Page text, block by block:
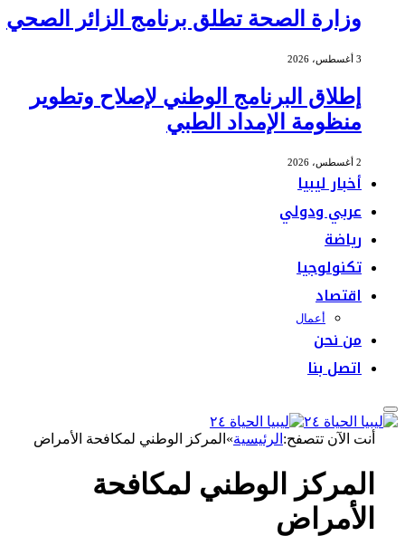
وزارة الصحة تطلق برنامج الزائر الصحي
إطلاق البرنامج الوطني لإصلاح وتطوير
منظومة الإمداد الطبي
أخبار ليبيا
عربي ودولي
رياضة
تكنولوجيا
اقتصاد
أعمال
من نحن
اتصل بنا
أنت الآن تتصفح:الرئيسية»المركز الوطني لمكافحة الأمراض
المركز الوطني لمكافحة
الأمراض